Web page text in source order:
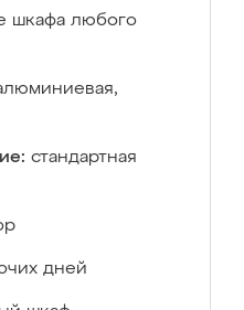
шкафа любого
стандартная
дней